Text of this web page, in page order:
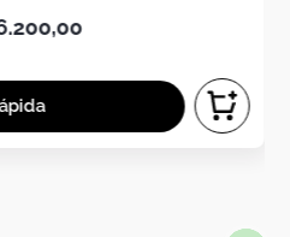
.200,00